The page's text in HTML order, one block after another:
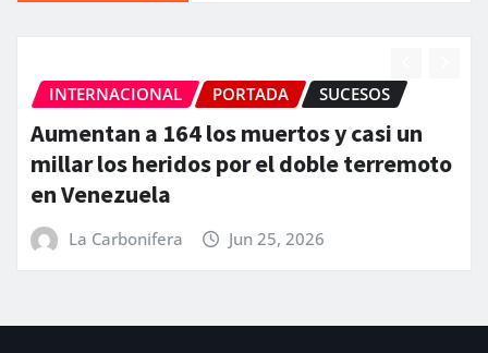
INTERNACIONAL PORTADA SUCESOS
Aumentan a 164 los muertos y casi un
millar los heridos por el doble terremoto
en Venezuela
La Carbonifera Jun 25, 2026